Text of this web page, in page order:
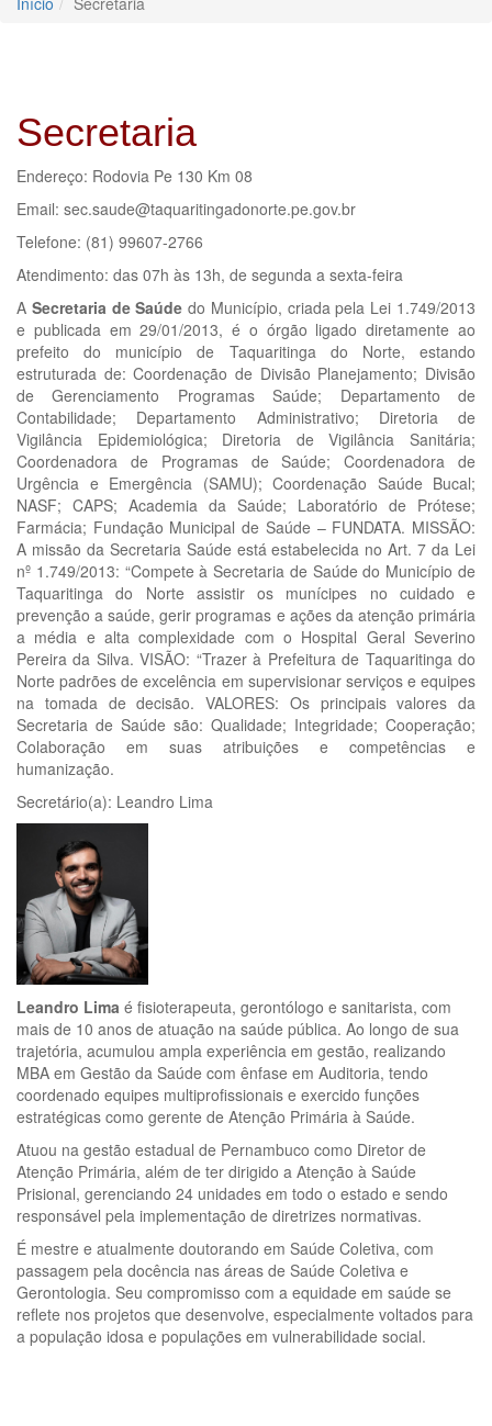
Secretaria
Endereço: Rodovia Pe 130 Km 08
Email: sec.saude@taquaritingadonorte.pe.gov.br
Telefone: (81) 99607-2766
Atendimento: das 07h às 13h, de segunda a sexta-feira
A Secretaria de Saúde do Município, criada pela Lei 1.749/2013
e publicada em 29/01/2013, é o órgão ligado diretamente ao
prefeito do município de Taquaritinga do Norte, estando
estruturada de: Coordenação de Divisão Planejamento; Divisão
de Gerenciamento Programas Saúde; Departamento de
Contabilidade; Departamento Administrativo; Diretoria de
Vigilância Epidemiológica; Diretoria de Vigilância Sanitária;
Coordenadora de Programas de Saúde; Coordenadora de
Urgência e Emergência (SAMU); Coordenação Saúde Bucal;
NASF; CAPS; Academia da Saúde; Laboratório de Prótese;
Farmácia; Fundação Municipal de Saúde – FUNDATA. MISSÃO:
A missão da Secretaria Saúde está estabelecida no Art. 7 da Lei
nº 1.749/2013: “Compete à Secretaria de Saúde do Município de
Taquaritinga do Norte assistir os munícipes no cuidado e
prevenção a saúde, gerir programas e ações da atenção primária
a média e alta complexidade com o Hospital Geral Severino
Pereira da Silva. VISÃO: “Trazer à Prefeitura de Taquaritinga do
Norte padrões de excelência em supervisionar serviços e equipes
na tomada de decisão. VALORES: Os principais valores da
Secretaria de Saúde são: Qualidade; Integridade; Cooperação;
Colaboração em suas atribuições e competências e
humanização.
Secretário(a): Leandro Lima
Leandro Lima é fisioterapeuta, gerontólogo e sanitarista, com
mais de 10 anos de atuação na saúde pública. Ao longo de sua
trajetória, acumulou ampla experiência em gestão, realizando
MBA em Gestão da Saúde com ênfase em Auditoria, tendo
coordenado equipes multiprofissionais e exercido funções
estratégicas como gerente de Atenção Primária à Saúde.
Atuou na gestão estadual de Pernambuco como Diretor de
Atenção Primária, além de ter dirigido a Atenção à Saúde
Prisional, gerenciando 24 unidades em todo o estado e sendo
responsável pela implementação de diretrizes normativas.
É mestre e atualmente doutorando em Saúde Coletiva, com
passagem pela docência nas áreas de Saúde Coletiva e
Gerontologia. Seu compromisso com a equidade em saúde se
reflete nos projetos que desenvolve, especialmente voltados para
a população idosa e populações em vulnerabilidade social.